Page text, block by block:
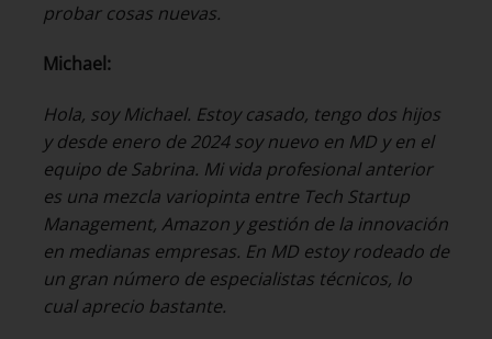
probar cosas nuevas.
Michael:
Hola, soy Michael. Estoy casado, tengo dos hijos
y desde enero de 2024 soy nuevo en MD y en el
equipo de Sabrina. Mi vida profesional anterior
es una mezcla variopinta entre Tech Startup
Management, Amazon y gestión de la innovación
en medianas empresas. En MD estoy rodeado de
un gran número de especialistas técnicos, lo
cual aprecio bastante.